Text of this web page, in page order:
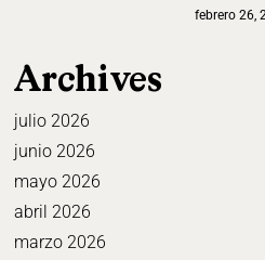
febrero 26,
Archives
julio 2026
junio 2026
mayo 2026
abril 2026
marzo 2026